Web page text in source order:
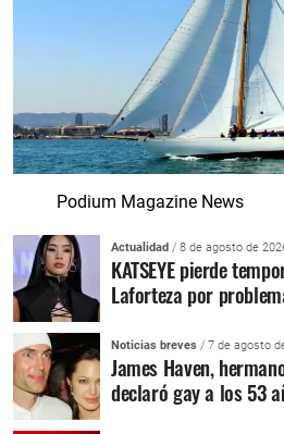
Podium Magazine News
Actualidad / 8 de agosto de
KATSEYE pierde
Laforteza por
Noticias breves / 7 de agosto
James Haven,
declaró gay a los 53